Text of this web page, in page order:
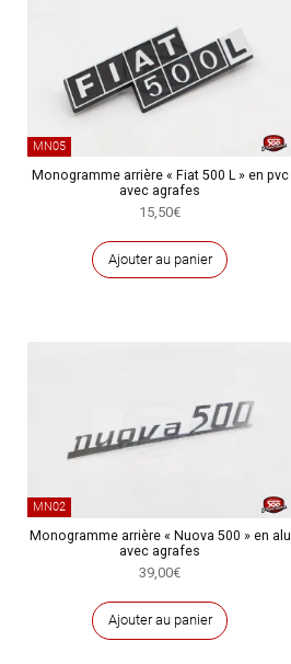
MN05
Monogramme arrière « Fiat 500 L » en pvc
avec agrafes
15,50€
Ajouter au panier
MN02
Monogramme arrière « Nuova 500 » en alu
avec agrafes
39,00€
Ajouter au panier